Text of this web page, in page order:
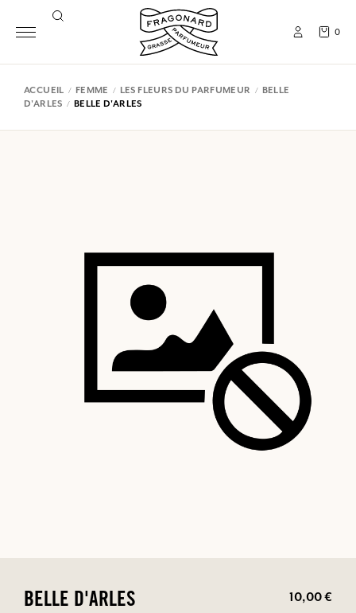
0
ACCUEIL FEMME LES FLEURS DU PARFUMEUR
BELLE
D'ARLES
BELLE D'ARLES
BELLE D'ARLES 10,00 €